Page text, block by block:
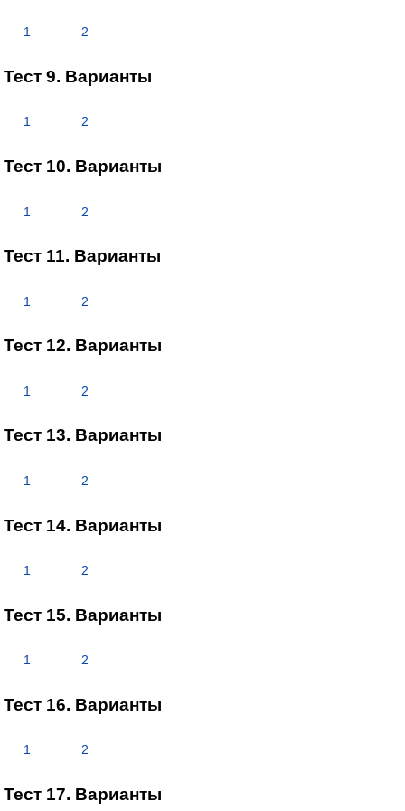
1 2
Тест 9. Варианты
1 2
Тест 10. Варианты
1 2
Тест 11. Варианты
1 2
Тест 12. Варианты
1 2
Тест 13. Варианты
1 2
Тест 14. Варианты
1 2
Тест 15. Варианты
1 2
Тест 16. Варианты
1 2
Тест 17. Варианты